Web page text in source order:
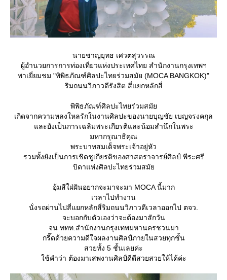
นายชาญยุทธ เศวตสุวรรณ
ผู้อำนวยการการท่องเที่ยวแห่งประเทศไทย สำนักงานกรุงเทพฯ
พาเยี่ยมชม "พิพิธภัณฑ์ศิลปะไทยร่วมสมัย (MOCA BANGKOK)"
ริมถนนวิภาวดีรังสิต สี่แยกหลักสี่
พิพิธภัณฑ์ศิลปะไทยร่วมสมั
เกิดจากความหลงใหลรักในงานศิลปะของนายบุญชัย เบญจรงคกุล
ละยังเป็นการเฉลิมพระเกียรติและน้อมสำนึกในพระ
มหากรุณาธิคุณ
พระบาทสมเด็จพระเจ้าอยู่หัว
รวมทั้งยังเป็นการเชิดชูเกียรติของศาสตราจารย์ศิลป์ พีระศรี
บิดาแห่งศิลปะไทยร่วมสมั
อุ้มสีใฝ่ฝันอยากจะมาจะมา MOCA นี้มาก
เวลาไปทำงาน
นั่งรถผ่านไปสี่แยกหลักสี่ริมถนนวิภาวดีเวลาออกไป ตจว.
จะบอกกับตัวเองว่าจะต้องมาสักวัน
จน ททท.สำนักงานกรุงเทพมหานครชวนมา
กรี๊ดด้วยความดีใจผลงานศิลป์ภายในสวยทุกชั้น
สวยทั้ง 5 ชั้นเลยค่ะ
ช้คำว่า ต้องมาเสพงานศิลป์ดีดีสวยสวยให้ได้ค่ะ